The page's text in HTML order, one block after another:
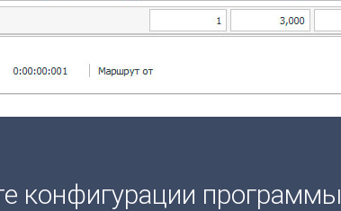
конфигурации программы